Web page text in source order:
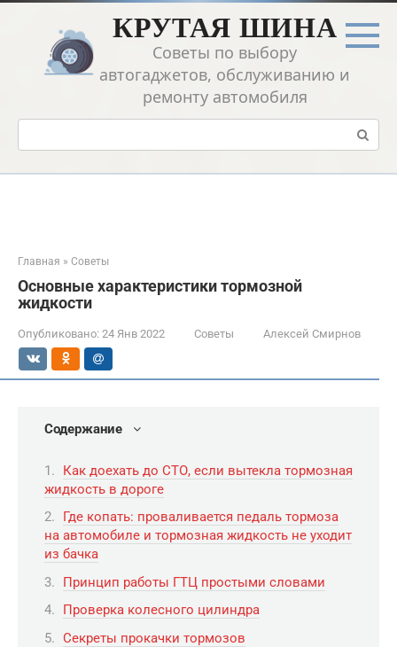
Перейти
контенту
КРУТАЯ ШИНА
Советы по выбору
автогаджетов, обслуживанию и
ремонту автомобиля
Поиск:
Главная » Советы
Основные характеристики тормозной
жидкости
Опубликовано: 24 Янв 2022 Советы Алексей Смирнов
Содержание
Как доехать до СТО, если вытекла тормозная
жидкость в дороге
Где копать: проваливается педаль тормоза
на автомобиле и тормозная жидкость не уходит
из бачка
Принцип работы ГТЦ простыми словами
Проверка колесного цилиндра
Секреты прокачки тормозов